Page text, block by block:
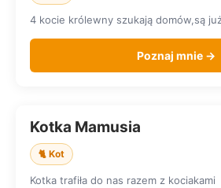
4 kocie królewny szukają domów,są
Poznaj mnie →
SZUKA DOMU
Kotka Mamusia
🐈 Kot
Kotka trafiła do nas razem z kociakami